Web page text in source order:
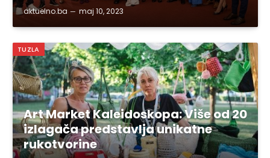
aktuelno.ba maj 10, 2023
TUZLA
Art Market Kaleidoskopa: Više od 20
izlagača predstavlja unikatne
rukotvorine